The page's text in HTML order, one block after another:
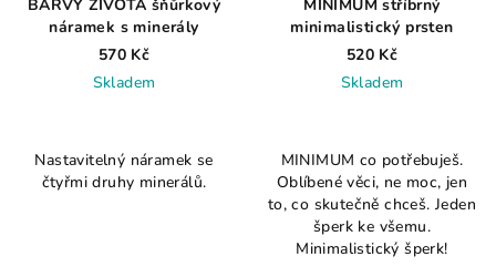
BARVY ŽIVOTA šňůrkový
náramek s minerály
570 Kč
Skladem
Nastavitelný náramek se
čtyřmi druhy minerálů.
MINIMUM stříbrný
minimalistický prsten
520 Kč
Skladem
MINIMUM co potřebuješ.
Oblíbené věci, ne moc, jen
to, co skutečně chceš. Jeden
šperk ke všemu.
Minimalistický šperk!